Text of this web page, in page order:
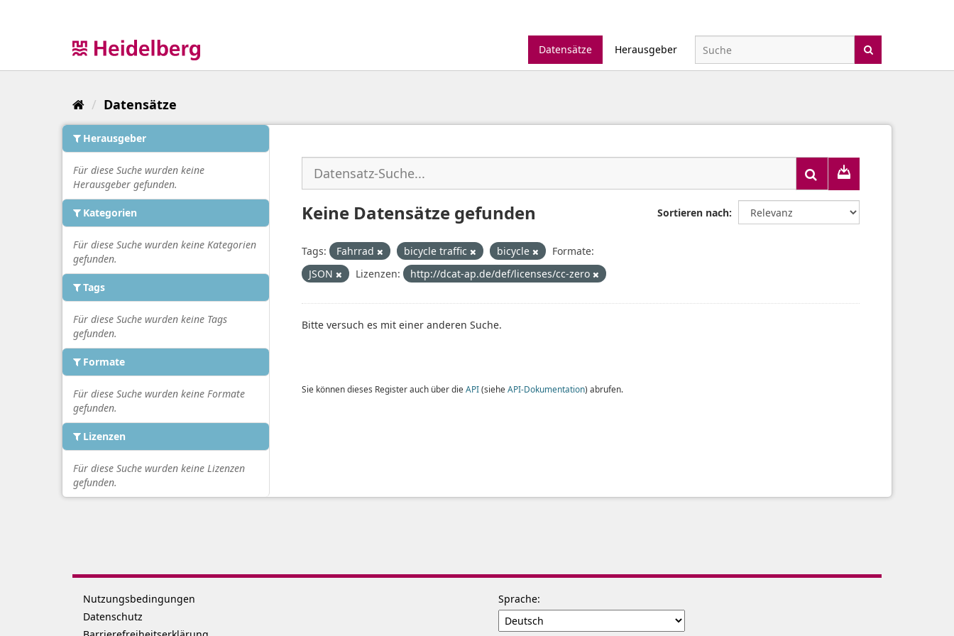
Datensätze
Herausgeber
Datensätze
Herausgeber
Für diese Suche wurden keine
Herausgeber gefunden.
Kategorien
Für diese Suche wurden keine Kategorien
gefunden.
Tags
Für diese Suche wurden keine Tags
gefunden.
Formate
Für diese Suche wurden keine Formate
gefunden.
Lizenzen
Für diese Suche wurden keine Lizenzen
gefunden.
Sortieren nach
Keine Datensätze gefunden
Tags: Fahrrad bicycle traffic bicycle
Formate:
JSON
Lizenzen: http://dcat-ap.de/def/licenses/cc-zero
Bitte versuch es mit einer anderen Suche.
Sie können dieses Register auch über die API(siehe API-Dokumentation) abrufen.
Nutzungsbedingungen
Datenschutz
Sprache